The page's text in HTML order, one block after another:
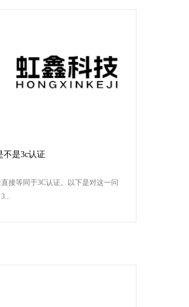
不是3c认证
接等同于3C认证。以下是对这一问